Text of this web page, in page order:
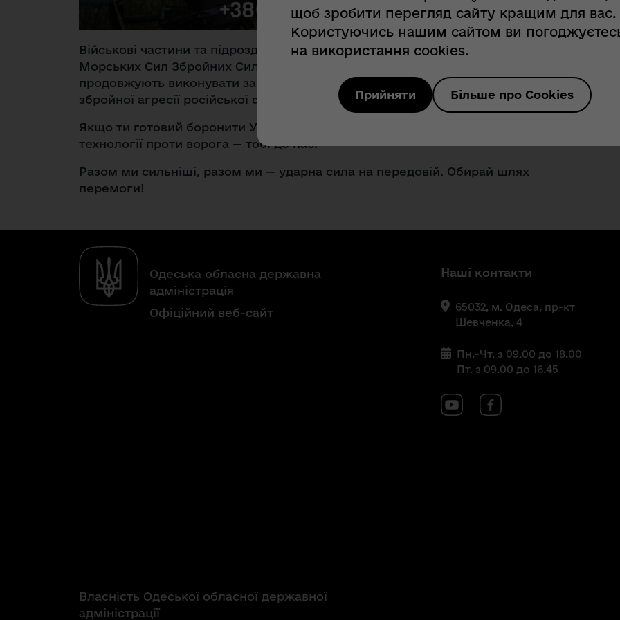
Військові частини та підрозділи Корпусу морської піхоти Військово-
Морських Сил Збройних Сил України, які входять до складу угруповань,
продовжують виконувати завдання щодо відсічі повномасштабної
збройної агресії російської федерації.
Якщо ти готовий боронити Україну, діяти рішуче й використовувати сучасні
технології проти ворога — тобі до нас.
Разом ми сильніші, разом ми — ударна сила на передовій. Обирай шлях
перемоги!
Одеська обласна державна
адміністрація
Офіційний веб-сайт
Власність Одеської обласної державної
адміністрації
Наші контакти
65032, м. Одеса, пр-кт
Шевченка, 4
Пн.-Чт. з 09.00 до 18.00
Пт. з 09.00 до 16.45
щоб зробити перегляд сайту кращим для вас.
Користуючись нашим сайтом ви
на використання cookies.
Прийняти Більше про Cookies